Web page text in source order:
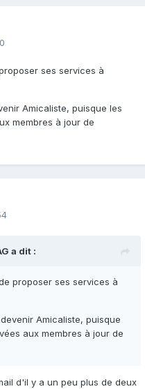
ses services à
Amicaliste, puisque les
membres à jour de
a dit :
proposer ses services à
Amicaliste, puisque
aux membres à jour de
d'il y a un peu plus de deux